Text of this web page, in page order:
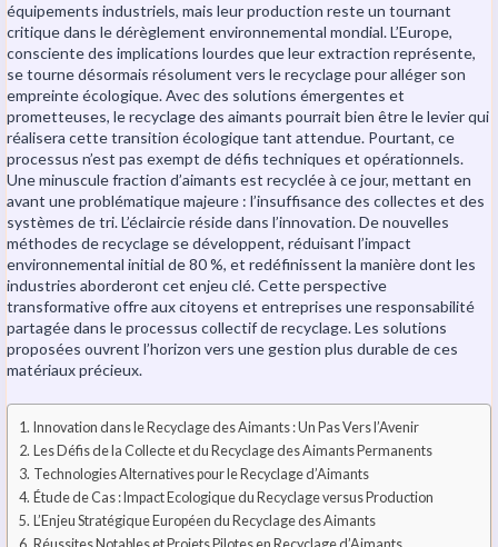
équipements industriels, mais leur production reste un tournant
critique dans le dérèglement environnemental mondial. L’Europe,
consciente des implications lourdes que leur extraction représente,
se tourne désormais résolument vers le recyclage pour alléger son
empreinte écologique. Avec des solutions émergentes et
prometteuses, le recyclage des aimants pourrait bien être le levier qui
réalisera cette transition écologique tant attendue. Pourtant, ce
processus n’est pas exempt de défis techniques et opérationnels.
Une minuscule fraction d’aimants est recyclée à ce jour, mettant en
avant une problématique majeure : l’insuffisance des collectes et des
systèmes de tri. L’éclaircie réside dans l’innovation. De nouvelles
méthodes de recyclage se développent, réduisant l’impact
environnemental initial de 80 %, et redéfinissent la manière dont les
industries aborderont cet enjeu clé. Cette perspective
transformative offre aux citoyens et entreprises une responsabilité
partagée dans le processus collectif de recyclage. Les solutions
proposées ouvrent l’horizon vers une gestion plus durable de ces
matériaux précieux.
Innovation dans le Recyclage des Aimants : Un Pas Vers l’Avenir
Les Défis de la Collecte et du Recyclage des Aimants Permanents
Technologies Alternatives pour le Recyclage d’Aimants
Étude de Cas : Impact Ecologique du Recyclage versus Production
L’Enjeu Stratégique Européen du Recyclage des Aimants